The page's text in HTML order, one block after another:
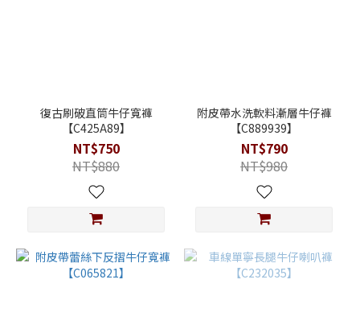
復古刷破直筒牛仔寬褲
【C425A89】
NT$750
NT$880
附皮帶水洗軟料漸層牛仔褲
【C889939】
NT$790
NT$980